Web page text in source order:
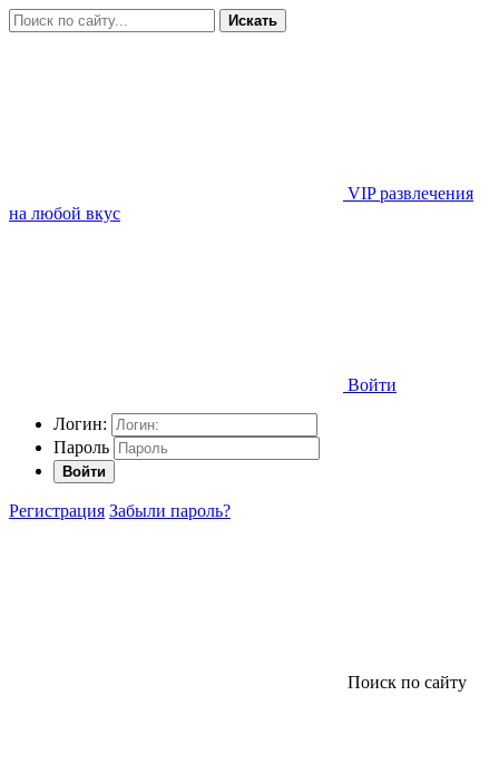
Искать
VIP развлечения
на любой вкус
Войти
Логин:
Пароль
Войти
Регистрация Забыли пароль?
Поиск по сайту